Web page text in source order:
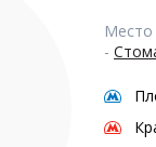
Место
-